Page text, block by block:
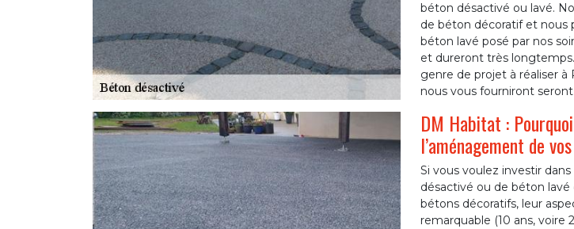
béton désactivé ou lavé.
de béton décoratif et nous
béton lavé posé par nos
et dureront très longtemps.
genre de projet à réaliser à
nous vous fourniront
DM Habitat :
l’aménagement de
Si vous voulez investir
désactivé ou de béton
bétons décoratifs, leur
remarquable (10 ans, voire